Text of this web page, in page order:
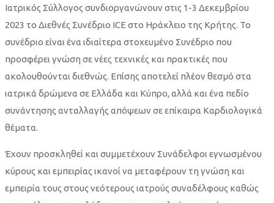
Επεμβατικό
Συνέδριο
Καρδιολογίας
–
ICE
2023
(Ημέρα
Ιατρικός Σύλλογος συνδιοργανώνουν στις 1-3 Δεκεμβρίου
2023 το Διεθνές Συνέδριο ICE στο Ηράκλειο της Κρήτης. Το
συνέδριο είναι ένα ιδιαίτερα στοχευμένο Συνέδριο που
προσφέρει γνώση σε νέες τεχνικές και πρακτικές που
ακολουθούνται διεθνώς. Επίσης αποτελεί πλέον θεσμό στα
ιατρικά δρώμενα σε Ελλάδα και Κύπρο, αλλά και ένα πεδίο
συνάντησης ανταλλαγής απόψεων σε επίκαιρα Καρδιολογικά
θέματα.
Έχουν προσκληθεί και συμμετέχουν Συνάδελφοι εγνωσμένου
κύρους και εμπειρίας ικανοί να μεταφέρουν τη γνώση και
εμπειρία τους στους νεότερους ιατρούς συναδέλφους καθώς